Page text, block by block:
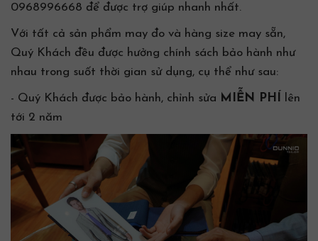
0968996668 để được trợ giúp nhanh nhất.
Với tất cả sản phẩm may đo và hàng size may sẵn,
Quý Khách đều được hưởng chính sách bảo hành như
nhau trong suốt thời gian sử dụng, cụ thể như sau:
- Quý Khách được bảo hành, chỉnh sửa MIỄN PHÍ
lên
tới 2 năm